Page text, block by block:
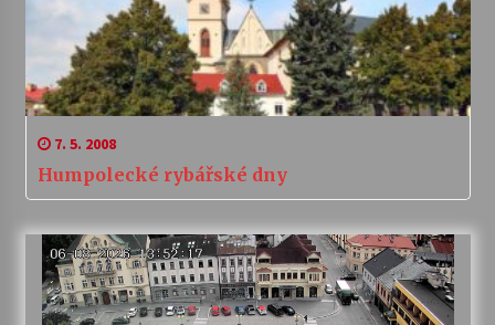
7. 5. 2008
Humpolecké rybářské dny